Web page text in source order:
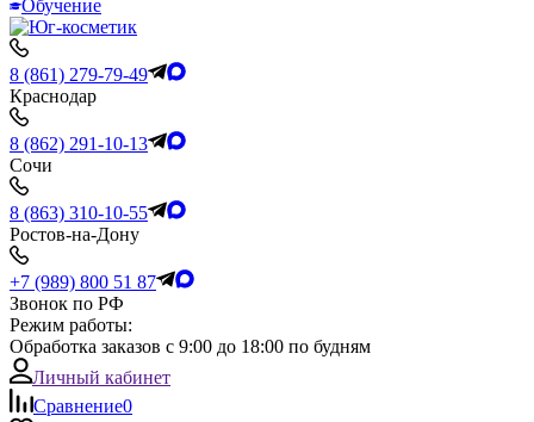
Обучение
8 (861) 279-79-49
Краснодар
8 (862) 291-10-13
Сочи
8 (863) 310-10-55
Ростов-на-Дону
+7 (989) 800 51 87
Звонок по РФ
Режим работы:
Обработка заказов с 9:00 до 18:00 по будням
Личный кабинет
Сравнение0